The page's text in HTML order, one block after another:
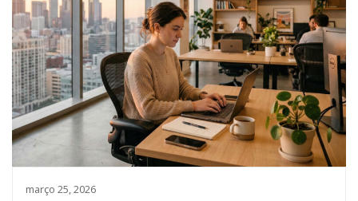
março 25, 2026